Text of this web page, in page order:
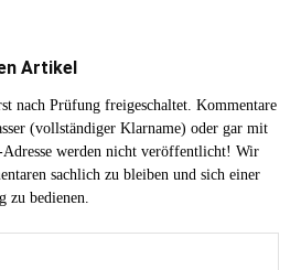
Artikel
nach Prüfung freigeschaltet. Kommentare
(vollständiger Klarname) oder gar mit
werden nicht veröffentlicht! Wir
sachlich zu bleiben und sich einer
zu bedienen.